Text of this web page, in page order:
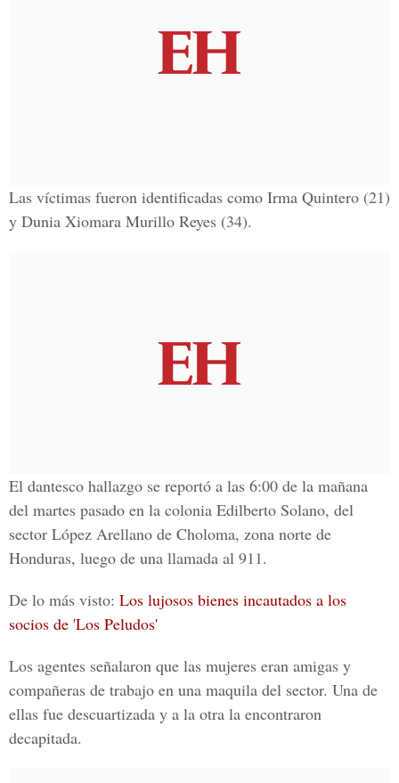
Las víctimas fueron identificadas como Irma Quintero (21)
y Dunia Xiomara Murillo Reyes (34).
El dantesco hallazgo se reportó a las 6:00 de la mañana
del martes pasado en la colonia Edilberto Solano, del
sector López Arellano de Choloma, zona norte de
Honduras, luego de una llamada al 911.
De lo más visto: Los lujosos bienes incautados a los
socios de 'Los Peludos'
Los agentes señalaron que las mujeres eran amigas y
compañeras de trabajo en una maquila del sector. Una de
ellas fue descuartizada y a la otra la encontraron
decapitada.